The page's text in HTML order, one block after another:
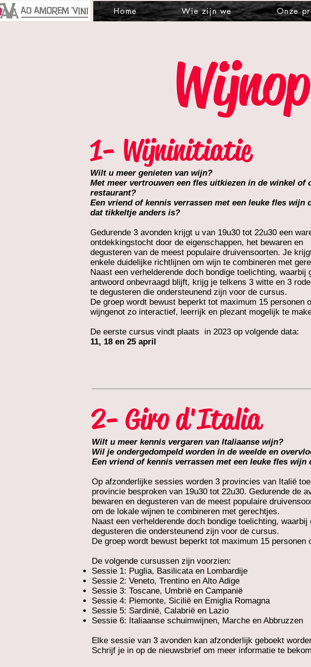
Home Wie zijn we Onze
1- Wijninitiatie
Wilt u meer genieten van wijn?
Met meer vertrouwen een fles uitkiezen in de winkel of
restaurant?
Een vriend of kennis verrassen met een leuke fles wijn
dat tikkeltje anders is?
Gedurende 3 avonden krijgt u van 19u30 tot 22u30 een
ontdekkingstocht door de eigenschappen, het bewaren en
degusteren van de meest populaire druivensoorten. Je
enkele duidelijke richtlijnen om wijn te combineren met
Naast een verhelderende doch bondige toelichting, waarbij
antwoord onbevraagd blijft, krijg je telkens 3 witte en 3
te degusteren die ondersteunend zijn voor de cursus.
De groep wordt bewust beperkt tot maximum 15 personen
wijngenot zo interactief, leerrijk en plezant mogelijk te
De eerste cursus vindt plaats in 2023 op volgende data:
11, 18 en 25 april
2- Giro d'Italia
Wilt u meer kennis vergaren van Italiaanse wijn?
Wil je ondergedompeld worden in de weelde en
Een vriend of kennis verrassen met een leuke fles
Op afzonderlijke sessies worden 3 provincies van Italië
provincie besproken van 19u30 tot 22u30. Gedurende de
bewaren en degusteren van de meest populaire
om de lokale wijnen te combineren met gerechtjes.
Naast een verhelderende doch bondige toelichting,
degusteren die ondersteunend zijn voor de cursus.
De groep wordt bewust beperkt tot maximum 15
De volgende cursussen zijn voorzien:
Sessie 1: Puglia, Basilicata en Lombardije
Sessie 2: Veneto, Trentino en Alto Adige
Sessie 3: Toscane, Umbrië en Campanië
Sessie 4: Piemonte, Sicilië en Emiglia Romagna
Sessie 5: Sardinië, Calabrië en Lazio
Sessie 6: Italiaanse schuimwijnen, Marche en Abbruzzen
Elke sessie van 3 avonden kan afzonderlijk geboekt
Schrijf je in op de nieuwsbrief om meer informatie te